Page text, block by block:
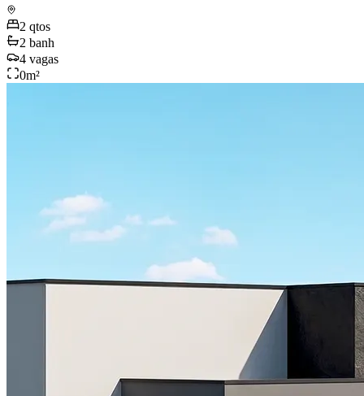
2 qtos
2 banh
4 vagas
0m²